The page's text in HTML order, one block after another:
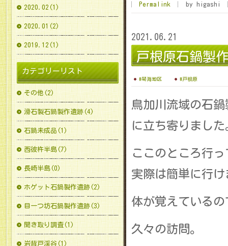
Permalink by higashi
2021.06.21
戸根原石鍋製
#琴海地区 #戸根原
鳥加川流域の石
に立ち寄りました
ここのところ行
実際は簡単に行け
体が覚えているの
久々の訪問。
2020.02(1)
2020.01(2)
2019.12(1)
カテゴリーリスト
その他(2)
滑石製石鍋製作遺跡(4)
石鍋未成品(1)
西彼杵半島(7)
長崎半島(0)
ホゲット石鍋製作遺跡(2)
目一つ坊石鍋製作遺跡(3)
聞き取り調査(1)
岩背戸渓谷(1)